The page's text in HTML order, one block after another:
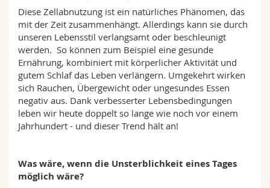
Diese Zellabnutzung ist ein natürliches Phänomen, das
mit der Zeit zusammenhängt. Allerdings kann sie durch
unseren Lebensstil verlangsamt oder beschleunigt
werden. So können zum Beispiel eine gesunde
Ernährung, kombiniert mit körperlicher Aktivität und
gutem Schlaf das Leben verlängern. Umgekehrt wirken
sich Rauchen, Übergewicht oder ungesundes Essen
negativ aus. Dank verbesserter Lebensbedingungen
leben wir heute doppelt so lange wie noch vor einem
Jahrhundert - und dieser Trend hält an!
Was wäre, wenn die Unsterblichkeit eines Tages
möglich wäre?